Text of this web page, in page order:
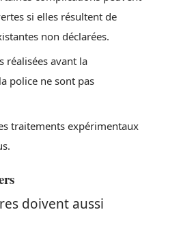
si elles résultent de
non déclarées.
réalisées avant la
police ne sont pas
traitements expérimentaux
doivent aussi